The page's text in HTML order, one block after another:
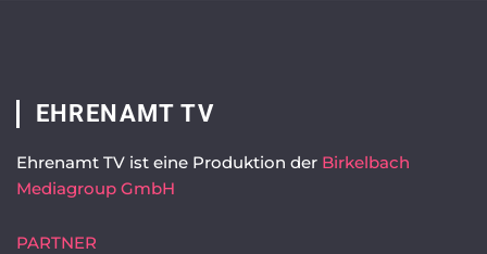
EHRENAMT TV
Ehrenamt TV ist eine Produktion der Birkelbach
Mediagroup GmbH
PARTNER